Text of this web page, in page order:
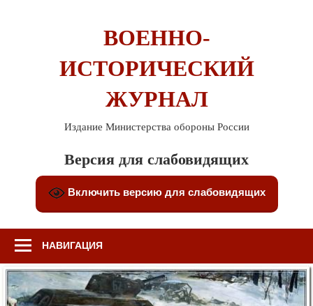
ВОЕННО-
ИСТОРИЧЕСКИЙ
ЖУРНАЛ
Издание Министерства обороны России
Версия для слабовидящих
Включить версию для слабовидящих
НАВИГАЦИЯ